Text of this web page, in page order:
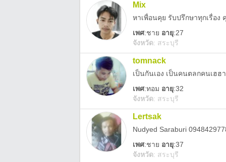
Mix
หาเพื่อนคุย รับปรึกษาทุกเรื่อง
เพศ:ชาย อายุ:27
จังหวัด: สระบุรี
tomnack
เป็นกันเอง เป็นคนตลกคนเฮฮา
เพศ:ทอม อายุ:32
จังหวัด: สระบุรี
Lertsak
Nudyed Saraburi
เพศ:ชาย อายุ:37
จังหวัด: สระบุรี